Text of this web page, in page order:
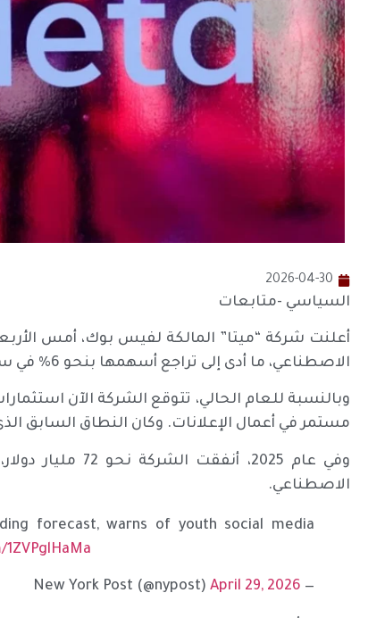
2026-04-30
السياسي -متابعات
أعلنت شركة “ميتا” المالكة لفيس بوك، أمس
الاصطناعي، ما أدى إلى تراجع أسهمها بنحو 6% في ساعات ما بعد التداول.
مستمر في أعمال الإعلانات. وكان النطاق السابق الذي أعلن قبل 3 أشهر يتراوح بين 115
وفي عام 2025،
الاصطناعي.
forecast, warns of youth social media
— New York Post (@nypost)
April 29, 2026